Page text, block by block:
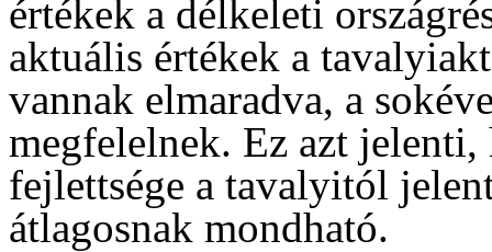
értékek a délkeleti
aktuális értékek a
vannak elmaradva, a
megfelelnek. Ez azt
fejlettsége a tavalyitól
átlagosnak mondható.